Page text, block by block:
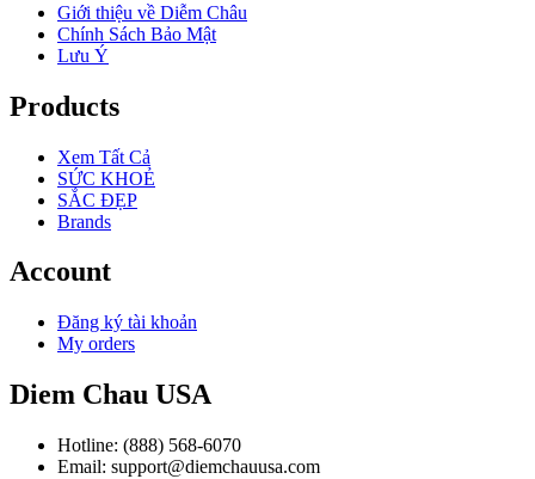
Giới thiệu về Diễm Châu
Chính Sách Bảo Mật
Lưu Ý
Products
Xem Tất Cả
SỨC KHOẺ
SẮC ĐẸP
Brands
Account
Đăng ký tài khoản
My orders
Diem Chau USA
Hotline: (888) 568-6070
Email: support@diemchauusa.com